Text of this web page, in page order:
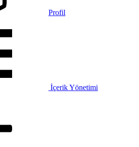
Profil
İçerik Yönetimi